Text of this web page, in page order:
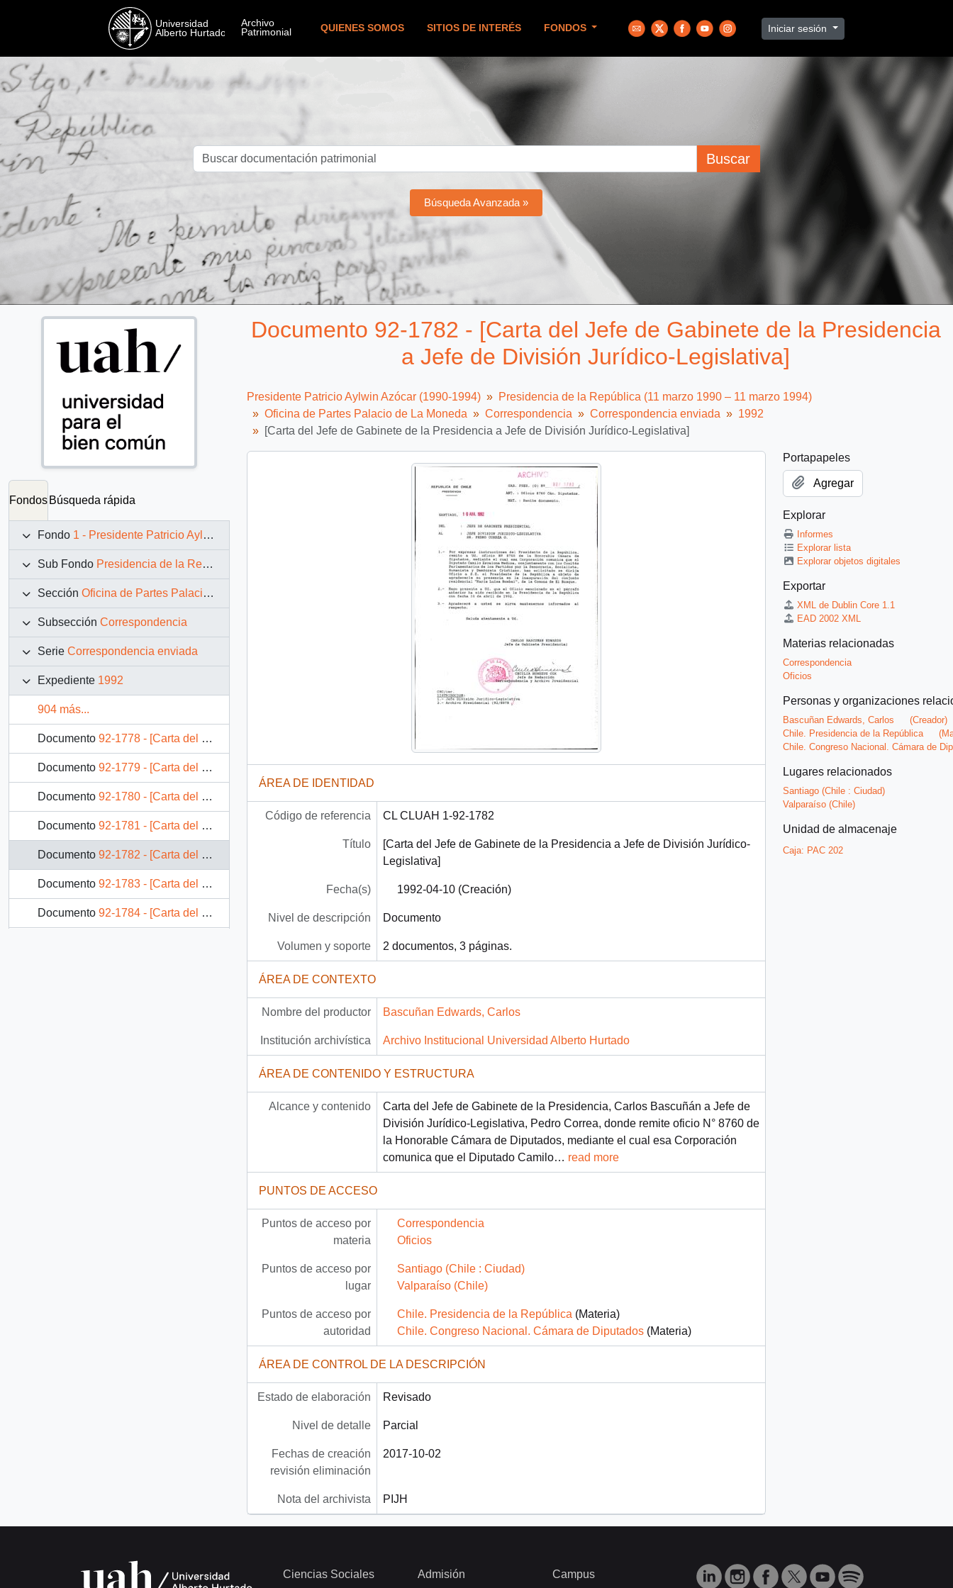
QUIENES SOMOS SITIOS DE INTERÉS FONDOS Iniciar sesión
Buscar
Búsqueda Avanzada »
Fondos Búsqueda rápida
Fondo 1 - Presidente Patricio Aylwin Azócar (1990-1994)
Sub Fondo Presidencia de la República (11 marzo 1990 – 11 marzo 1994)
Sección Oficina de Partes Palacio de La Moneda
Subsección Correspondencia
Serie Correspondencia enviada
Expediente 1992
904 más...
Documento 92-1778 - [Carta del Jefe de Gabinete de la Presidencia a Jefe de División Jurídico-Legislativa]
Documento 92-1779 - [Carta del Jefe de Gabinete de la Presidencia a Ministro de Hacienda]
Documento 92-1780 - [Carta del Jefe de Gabinete de la Presidencia a Ministro de Hacienda]
Documento 92-1781 - [Carta del Jefe de Gabinete de la Presidencia a Jefe de División Jurídico-Legislativa]
Documento 92-1782 - [Carta del Jefe de Gabinete de la Presidencia a Jefe de División Jurídico-Legislativa]
Documento 92-1783 - [Carta del Jefe de Gabinete de la Presidencia a Ministro de Agricultura]
Documento 92-1784 - [Carta del Jefe de Gabinete de la Presidencia a Gobernadora Provincial de Maipo]
Documento 92-1782 - [Carta del Jefe de Gabinete de la Presidencia
a Jefe de División Jurídico-Legislativa]
Presidente Patricio Aylwin Azócar (1990-1994)
Presidencia de la República (11 marzo 1990 – 11 marzo 1994)
Oficina de Partes Palacio de La Moneda
Correspondencia Correspondencia enviada
1992
[Carta del Jefe de Gabinete de la Presidencia a Jefe de División Jurídico-Legislativa]
ÁREA DE IDENTIDAD
Código de referencia CL CLUAH 1-92-1782
Título
[Carta del Jefe de Gabinete de la Presidencia a Jefe de División Jurídico-
Legislativa]
Fecha(s) 1992-04-10 (Creación)
Nivel de descripción Documento
Volumen y soporte 2 documentos, 3 páginas.
ÁREA DE CONTEXTO
Nombre del productor Bascuñan Edwards, Carlos
Institución archivística Archivo Institucional Universidad Alberto Hurtado
ÁREA DE CONTENIDO Y ESTRUCTURA
Alcance y contenido
Carta del Jefe de Gabinete de la Presidencia, Carlos Bascuñán a Jefe de
División Jurídico-Legislativa, Pedro Correa, donde remite oficio N° 8760 de
la Honorable Cámara de Diputados, mediante el cual esa Corporación
comunica que el Diputado Camilo… read more
PUNTOS DE ACCESO
Puntos de acceso por
materia
Correspondencia
Oficios
Puntos de acceso por
lugar
Santiago (Chile : Ciudad)
Valparaíso (Chile)
Puntos de acceso por
autoridad
Chile. Presidencia de la República (Materia)
Chile. Congreso Nacional. Cámara de Diputados(Materia)
ÁREA DE CONTROL DE LA DESCRIPCIÓN
Estado de elaboración Revisado
Nivel de detalle Parcial
Fechas de creación
revisión eliminación
2017-10-02
Nota del archivista PIJH
Portapapeles
Agregar
Explorar
Informes
Explorar lista
Explorar objetos digitales
Exportar
XML de Dublin Core 1.1
EAD 2002 XML
Materias relacionadas
Correspondencia
Oficios
Personas y organizaciones
Bascuñan Edwards, Carlos
(Creador)
Chile. Presidencia de la República
Chile. Congreso Nacional. Cámara de
Lugares relacionados
Santiago (Chile : Ciudad)
Valparaíso (Chile)
Unidad de almacenaje
Caja: PAC 202
Ciencias Sociales Admisión Campus